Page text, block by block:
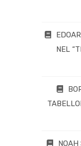
NEL
NOAH